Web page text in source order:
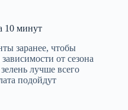
10 минут
заранее, чтобы
от сезона
лучше всего
подойдут